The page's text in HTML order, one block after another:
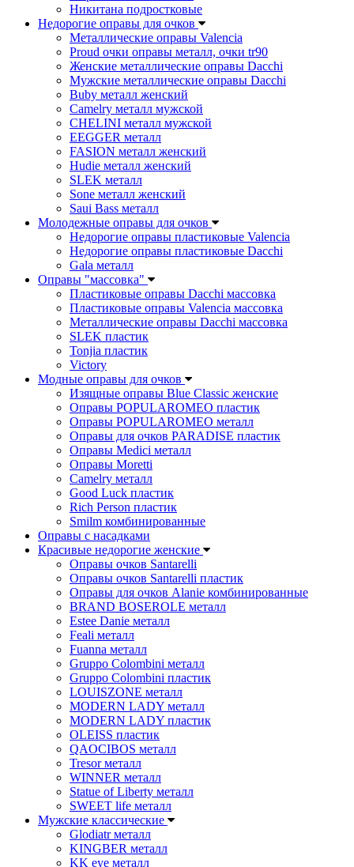
Никитана подростковые
Недорогие оправы для очков
Металлические оправы Valencia
Proud очки оправы металл, очки tr90
Женские металлические оправы Dacchi
Мужские металлические оправы Dacchi
Buby металл женский
Camelry металл мужской
CHELINI металл мужской
EEGGER металл
FASION металл женский
Hudie металл женский
SLEK металл
Sone металл женский
Saui Bass металл
Молодежные оправы для очков
Недорогие оправы пластиковые Valencia
Недорогие оправы пластиковые Dacchi
Gala металл
Оправы "массовка"
Пластиковые оправы Dacchi массовка
Пластиковые оправы Valencia массовка
Металлические оправы Dacchi массовка
SLEK пластик
Tonjia пластик
Victory
Модные оправы для очков
Изящные оправы Blue Classic женские
Оправы POPULAROMEO пластик
Оправы POPULAROMEO металл
Оправы для очков PARADISE пластик
Оправы Medici металл
Оправы Moretti
Camelry металл
Good Luck пластик
Rich Person пластик
Smilm комбинированные
Оправы с насадками
Красивые недорогие женские
Оправы очков Santarelli
Оправы очков Santarelli пластик
Оправы для очков Alanie комбинированные
BRAND BOSEROLE металл
Estee Danie металл
Feali металл
Fuanna металл
Gruppo Colombini металл
Gruppo Colombini пластик
LOUISZONE металл
MODERN LADY металл
MODERN LADY пластик
OLEISS пластик
QAOCIBOS металл
Tresor металл
WINNER металл
Statue of Liberty металл
SWEET life металл
Мужские классические
Glodiatr металл
KINGBER металл
KK eye металл